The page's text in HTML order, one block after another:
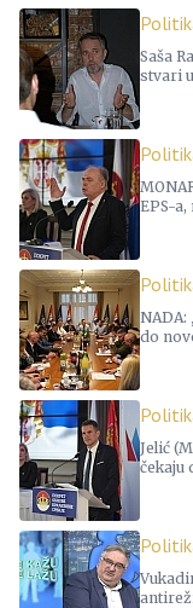
Saša
stvari
EPS-
do
Jelić
čekaju